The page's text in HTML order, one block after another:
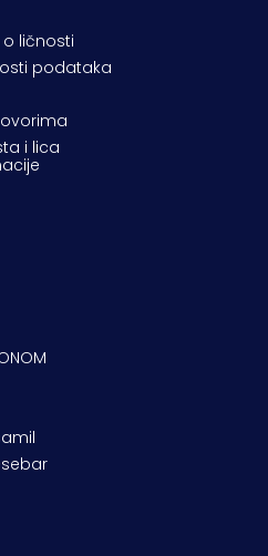
ličnosti
podataka
i lica